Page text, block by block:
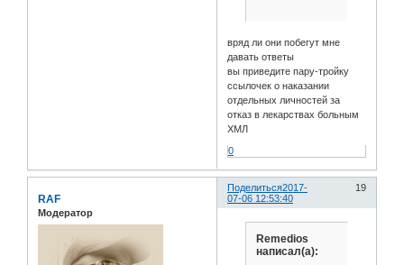
вряд ли они побегут мне
давать ответы
вы приведите пару-тройку
ссылочек о наказании
отдельных личностей за
отказ в лекарствах больным
ХМЛ
0
Поделиться 19
2017-
07-06 12:53:40
RAF
Модератор
Remedios
написал(а):